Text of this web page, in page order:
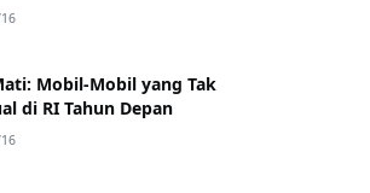
Mobil-Mobil yang Tak
di RI Tahun Depan